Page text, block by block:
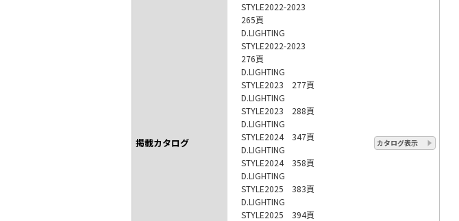
掲載カタログ
STYLE2022-2023
265頁
D.LIGHTING
STYLE2022-2023
276頁
D.LIGHTING
STYLE2023 277頁
D.LIGHTING
STYLE2023 288頁
D.LIGHTING
STYLE2024 347頁
D.LIGHTING
STYLE2024 358頁
D.LIGHTING
STYLE2025 383頁
D.LIGHTING
STYLE2025 394頁
カタログ表示